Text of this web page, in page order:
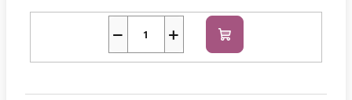
+
− Do
košíku